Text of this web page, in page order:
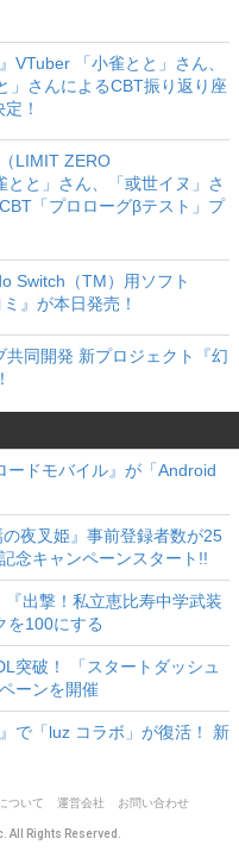
VTuber 「小雀とと」さん、
」さんによるCBT振り返り座
！
LIMIT ZERO
とと」さん、「或世イヌ」さ
「プロローグβテスト」プ
Switch（TM）用ソフト
』が本日発売！
同開発 新プロジェクト『幻
ードモバイル』が「Android
の夜叉姫』事前登録者数が25
念キャンペーンスタート!!
『出撃！私立恵比寿中学武装
を100にする
突破！ 「スタートダッシュ
ーンを開催
で「luz コラボ」が復活！ 新
ついて 運営会社 お問い合わせ
All Rights Reserved.